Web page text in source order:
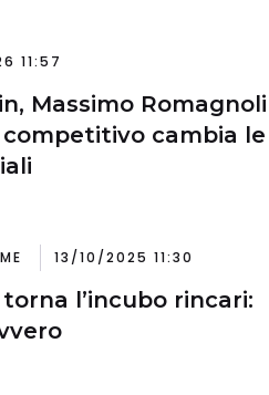
11:57
Massimo Romagnoli
competitivo cambia le
13/10/2025 11:30
l’incubo rincari: